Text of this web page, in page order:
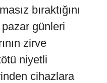
bıraktığını
günleri
zirve
niyetli
cihazlara